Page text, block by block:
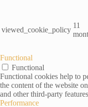
viewed_cookie_policy
11
Functional
Functional
Functional cookies help to
the content of the website
and other third-party
Performance